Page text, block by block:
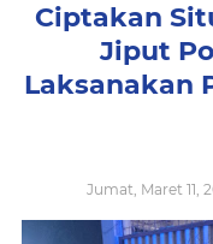
Ciptakan
Jiput
Laksanakan
Jumat, Maret 11,